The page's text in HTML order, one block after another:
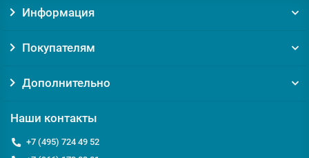
Информация
Покупателям
Дополнительно
Наши контакты
+7 (495) 724 49 52